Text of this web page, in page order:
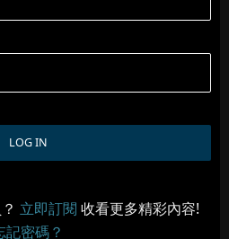
立即訂閱 收看更多精彩內容!
記密碼？